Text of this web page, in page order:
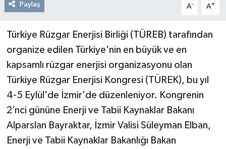
Paylaş A- A+
Türkiye Rüzgar Enerjisi Birliği (TÜREB) tarafından
organize edilen Türkiye'nin en büyük ve en
kapsamlı rüzgar enerjisi organizasyonu olan
Türkiye Rüzgar Enerjisi Kongresi (TÜREK), bu yıl
4-5 Eylül'de İzmir'de düzenleniyor. Kongrenin
2’nci gününe Enerji ve Tabii Kaynaklar Bakanı
Alparslan Bayraktar, İzmir Valisi Süleyman Elban,
Enerji ve Tabii Kaynaklar Bakanlığı Bakan